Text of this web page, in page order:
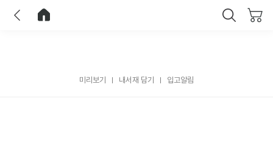
미리보기 내서재 담기 입고알림